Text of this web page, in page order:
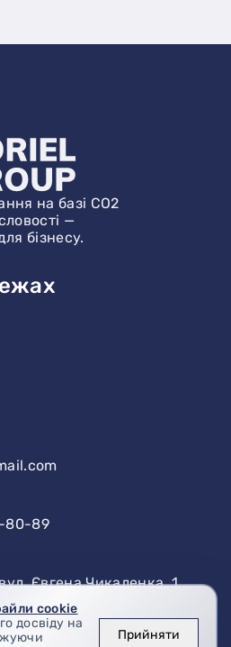
на базі CO2
—
бізнесу.
80-89
Євгена Чикаленка, 1
cookie
досвіду на
Прийняти